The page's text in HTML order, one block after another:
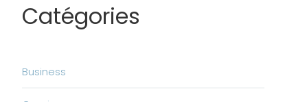
Catégories
Business